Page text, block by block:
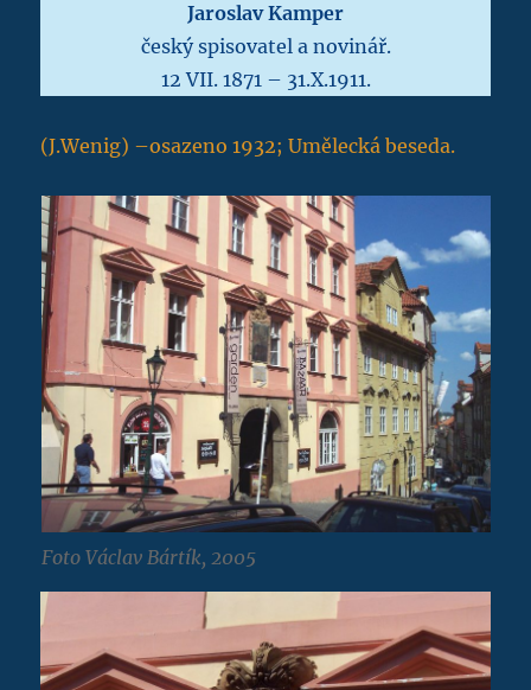
Jaroslav Kamper
český spisovatel a novinář.
12 VII. 1871 – 31.X.1911.
(J.Wenig) –osazeno 1932; Umělecká beseda.
Foto Václav Bártík, 2005